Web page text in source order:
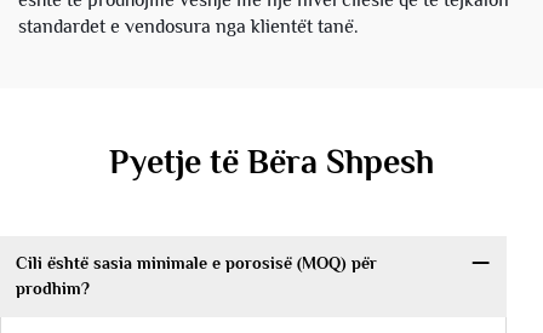
standardet e vendosura nga klientët tanë.
Pyetje të Bëra Shpesh
Cili është sasia minimale e porosisë (MOQ) për
prodhim?